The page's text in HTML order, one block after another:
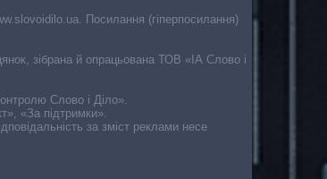
Посилання (гіперпосилання)
зібрана й опрацьована ТОВ «ІА Слово і
Слово і Діло».
«За підтримки».
за зміст реклами несе